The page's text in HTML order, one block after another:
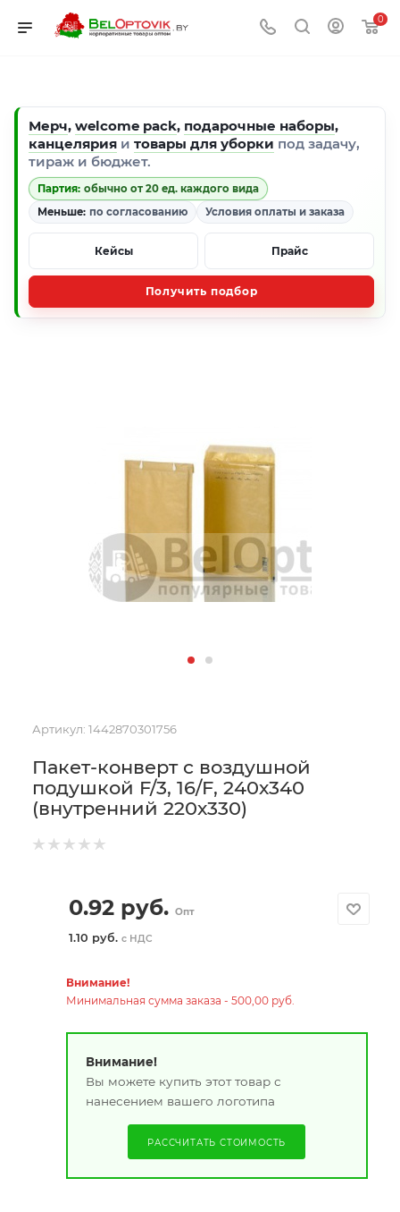
0
Мерч, welcome pack, подарочные наборы,
канцелярия и товары для уборки под задачу,
тираж и бюджет.
Партия: обычно от 20 ед. каждого вида
Меньше: по согласованию Условия оплаты и заказа
Кейсы Прайс
Получить подбор
Артикул: 1442870301756
Пакет-конверт с воздушной
подушкой F/3, 16/F, 240х340
(внутренний 220х330)
0.92руб. Опт
1.10 руб. с НДС
Внимание!
Минимальная сумма заказа - 500,00 руб.
Внимание!
Вы можете купить этот товар с
нанесением вашего логотипа
РАССЧИТАТЬ СТОИМОСТЬ